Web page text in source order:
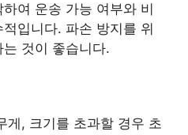
여 운송 가능 여부와 비
입니다. 파손 방지를 위
것이 좋습니다.
게, 크기를 초과할 경우 초